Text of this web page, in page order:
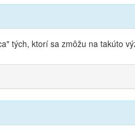
tých, ktorí sa zmôžu na takúto